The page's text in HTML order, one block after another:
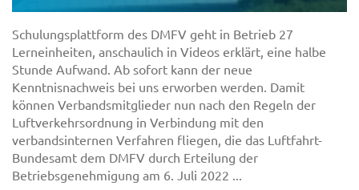
Schulungsplattform des DMFV geht in Betrieb 27
Lerneinheiten, anschaulich in Videos erklärt, eine halbe
Stunde Aufwand. Ab sofort kann der neue
Kenntnisnachweis bei uns erworben werden. Damit
können Verbandsmitglieder nun nach den Regeln der
Luftverkehrsordnung in Verbindung mit den
verbandsinternen Verfahren fliegen, die das Luftfahrt-
Bundesamt dem DMFV durch Erteilung der
Betriebsgenehmigung am 6. Juli 2022 ...